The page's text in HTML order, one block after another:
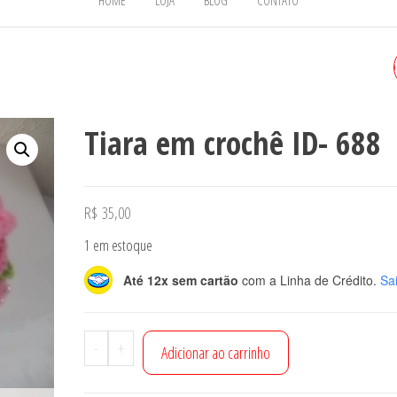
TIARA EM CROCHÊ ID - 689
Tiara em crochê ID- 688
R$ 35,00
1 em estoque
Até 12x sem cartão com a Linha de Crédito.
-
Tiara
em
+ Adicionar ao carrinho